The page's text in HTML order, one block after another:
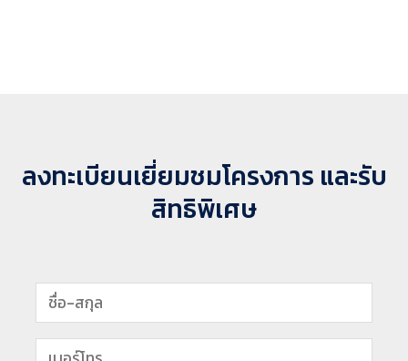
ลงทะเบียนเยี่ยมชมโครงการ และรับ
สิทธิพิเศษ